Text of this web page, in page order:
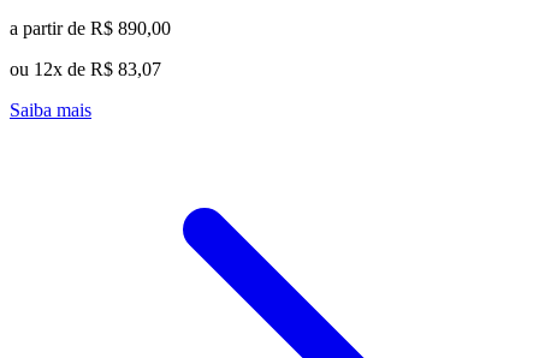
a partir de R$ 890,00
ou 12x de R$ 83,07
Saiba mais